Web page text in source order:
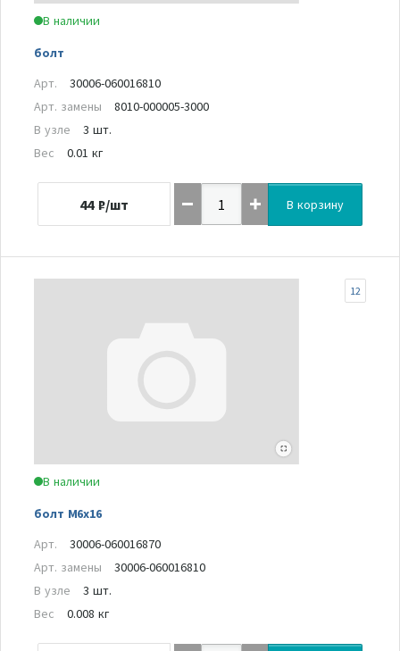
В наличии
болт
Арт.
30006-060016810
Арт. замены
8010-000005-3000
В узле
3 шт.
Вес
0.01 кг
44 ₽/шт В корзину
В наличии
болт M6x16
12
Арт.
30006-060016870
Арт. замены
30006-060016810
В узле
3 шт.
Вес
0.008 кг